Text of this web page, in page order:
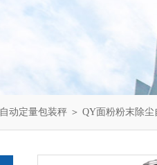
自动定量包装秤 ＞ QY面粉粉末除